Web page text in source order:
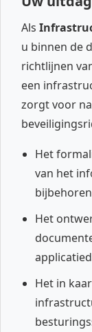
Als
u binnen de
richtlijnen
een
zorgt voor
Het
van het
Het
Het in